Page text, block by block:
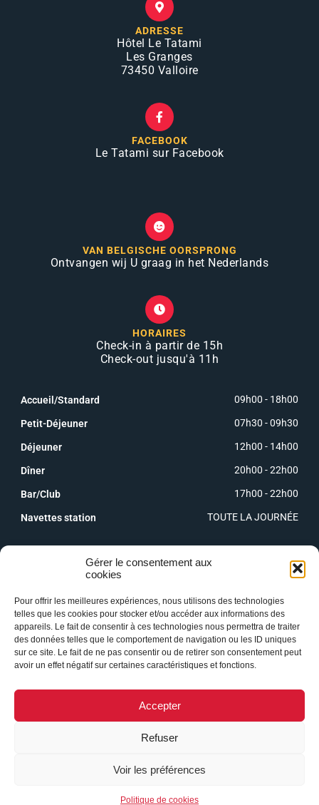
Gérer le consentement aux
cookies
Pour offrir les meilleures expériences, nous utilisons des technologies
telles que les cookies pour stocker et/ou accéder aux informations des
appareils. Le fait de consentir à ces technologies nous permettra de traiter
des données telles que le comportement de navigation ou les ID uniques
sur ce site. Le fait de ne pas consentir ou de retirer son consentement peut
avoir un effet négatif sur certaines caractéristiques et fonctions.
Accepter
Refuser
Voir les préférences
Politique de cookies
ADRESSE
Hôtel Le Tatami
Les Granges
73450 Valloire
FACEBOOK
Le Tatami sur Facebook
VAN BELGISCHE OORSPRONG
Ontvangen wij U graag in het Nederlands
HORAIRES
Check-in à partir de 15h
Check-out jusqu'à 11h
Accueil/Standard 09h00 - 18h00
Petit-Déjeuner 07h30 - 09h30
Déjeuner 12h00 - 14h00
Dîner 20h00 - 22h00
Bar/Club 17h00 - 22h00
Navettes station TOUTE LA JOURNÉE
Mentions légales & politique de confidentialité